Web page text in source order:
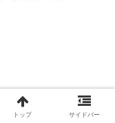
トップ サイドバー